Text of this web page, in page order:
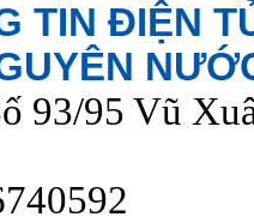
TIN ĐIỆN
93/95 Vũ